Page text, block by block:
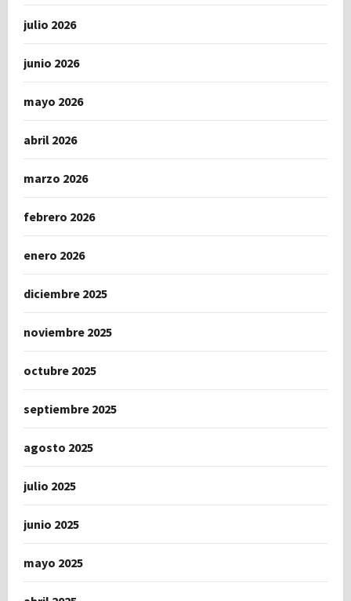
julio 2026
junio 2026
mayo 2026
abril 2026
marzo 2026
febrero 2026
enero 2026
diciembre 2025
noviembre 2025
octubre 2025
septiembre 2025
agosto 2025
julio 2025
junio 2025
mayo 2025